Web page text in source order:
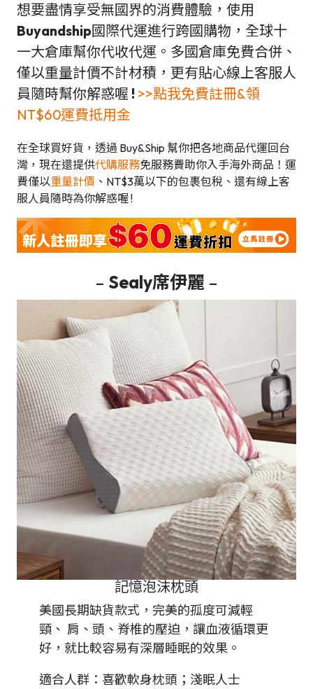
想要盡情享受無國界的消費體驗，使用
Buyandship國際代運進行跨國購物，全球十
一大倉庫幫你代收代運。多國倉庫免費合併、
僅以重量計價不計材積，更有貼心線上客服人
員隨時幫你解惑喔 ! >>點我免費註冊&領
NT$60運費抵用金
在全球買好貨，透過 Buy&Ship 幫你把各地商品代運回台
灣，現在還提供代購服務免服務費助你入手海外商品！運
費僅以重量計價 、NT$3萬以下的包裹包稅、還有線上客
服人員隨時為你解惑喔 !
– Sealy席伊麗 –
記憶泡沫枕頭
美國長期缺貨款式，完美的孤度可減輕
頸、 肩、頭、脊椎的壓迫，讓血液循環更
好，就比較容易有深層睡眠的效果。
適合人群：喜歡軟身枕頭；淺眠人士